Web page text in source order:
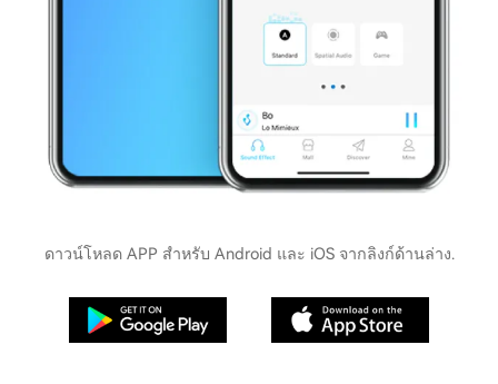
ดาวน์โหลด APP สำหรับ Android และ iOS จากลิงก์ด้านล่าง.